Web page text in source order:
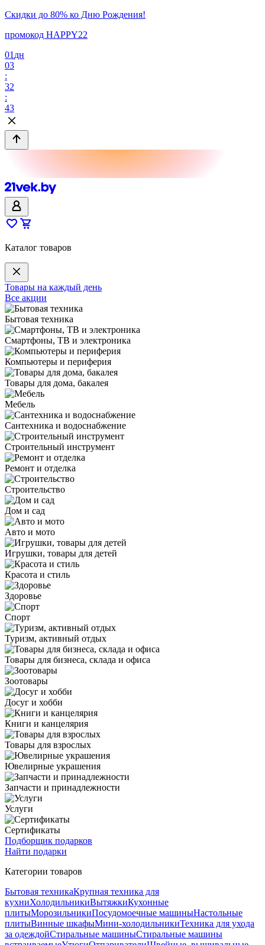
Скидки до 80% ко Дню Рождения!
промокод HAPPY22
01 дн
03
:
32
:
43
Каталог товаров
Товары на каждый день
Все акции
Бытовая техника
Смартфоны, ТВ и электроника
Компьютеры и периферия
Товары для дома, бакалея
Мебель
Сантехника и водоснабжение
Строительный инструмент
Ремонт и отделка
Строительство
Дом и сад
Авто и мото
Игрушки, товары для детей
Красота и стиль
Здоровье
Спорт
Туризм, активный отдых
Товары для бизнеса, склада и офиса
Зоотовары
Досуг и хобби
Книги и канцелярия
Товары для взрослых
Ювелирные украшения
Запчасти и принадлежности
Услуги
Сертификаты
Подборщик подарков
Найти подарки
Категории товаров
Бытовая техникаКрупная техника для
кухниХолодильникиВытяжкиКухонные
плитыМорозильникиПосудомоечные машиныНастольные
плитыВинные шкафыМини-холодильникиТехника для ухода
за одеждойСтиральные машиныСтиральные машины